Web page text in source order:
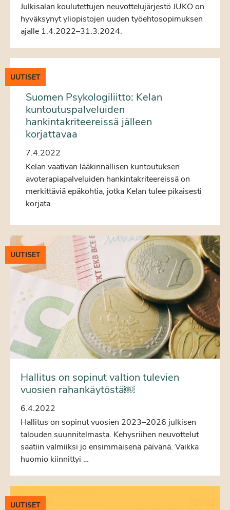
Julkisalan koulutettujen neuvottelujärjestö JUKO on
hyväksynyt yliopistojen uuden työehtosopimuksen
ajalle 1.4.2022–31.3.2024.
UUTISET
Suomen Psykologiliitto: Kelan
kuntoutuspalveluiden
hankintakriteereissä jälleen
korjattavaa
7.4.2022
Kelan vaativan lääkinnällisen kuntoutuksen
avoterapiapalveluiden hankintakriteereissä on
merkittäviä epäkohtia, jotka Kelan tulee pikaisesti
korjata.
UUTISET
Hallitus on sopinut valtion tulevien
vuosien rahankäytöstä￼
6.4.2022
Hallitus on sopinut vuosien 2023–2026 julkisen
talouden suunnitelmasta. Kehysriihen neuvottelut
saatiin valmiiksi jo ensimmäisenä päivänä. Vaikka
huomio kiinnittyi …
UUTISET